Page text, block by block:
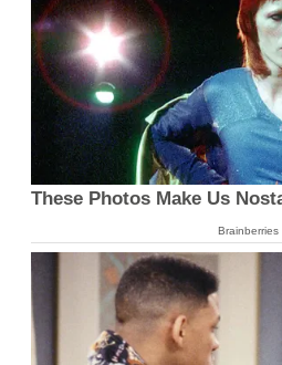
These Photos Make Us
Brainberries